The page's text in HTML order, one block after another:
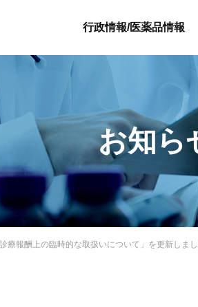
行政情報/医薬品情報
お知ら
療報酬上の臨時的な取扱いについて」を更新しま